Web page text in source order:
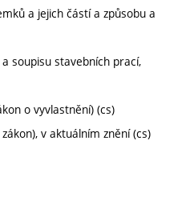
a jejich částí a způsobu a
soupisu stavebních prací,
o vyvlastnění) (cs)
v aktuálním znění (cs)